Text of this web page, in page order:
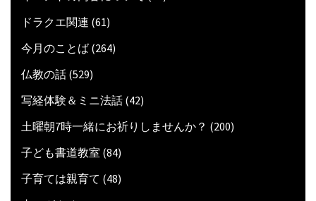
ドラクエ関連 (61)
今月のことば (264)
仏教の話 (529)
写経体験＆ミニ法話 (42)
土曜朝7時一緒にお祈りしませんか？ (200)
子ども書道教室 (84)
子育ては親育て (48)